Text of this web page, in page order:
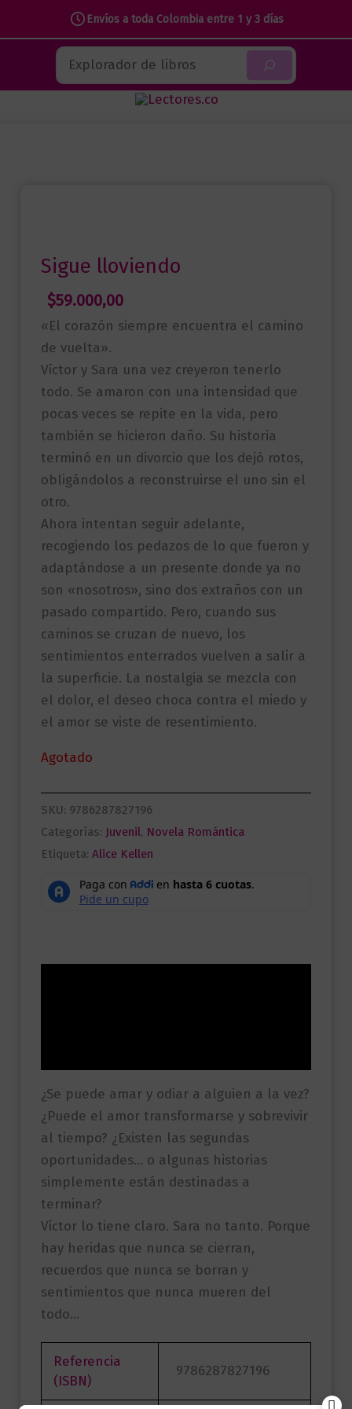
Envíos a toda Colombia entre 1 y 3 días
contenido
Buscar
Sigue lloviendo
$59.000,00
«El corazón siempre encuentra el camino
de vuelta».
Víctor y Sara una vez creyeron tenerlo
todo. Se amaron con una intensidad que
pocas veces se repite en la vida, pero
también se hicieron daño. Su historia
terminó en un divorcio que los dejó rotos,
obligándolos a reconstruirse el uno sin el
otro.
Ahora intentan seguir adelante,
recogiendo los pedazos de lo que fueron y
adaptándose a un presente donde ya no
son «nosotros», sino dos extraños con un
pasado compartido. Pero, cuando sus
caminos se cruzan de nuevo, los
sentimientos enterrados vuelven a salir a
la superficie. La nostalgia se mezcla con
el dolor, el deseo choca contra el miedo y
el amor se viste de resentimiento.
Agotado
SKU: 9786287827196
Categorías: Juvenil, Novela Romántica
Etiqueta: Alice Kellen
¿Se puede amar y odiar a alguien a la vez?
¿Puede el amor transformarse y sobrevivir
al tiempo? ¿Existen las segundas
oportunidades… o algunas historias
simplemente están destinadas a
terminar?
Víctor lo tiene claro. Sara no tanto. Porque
hay heridas que nunca se cierran,
recuerdos que nunca se borran y
sentimientos que nunca mueren del
todo…
Referencia
(ISBN)
9786287827196